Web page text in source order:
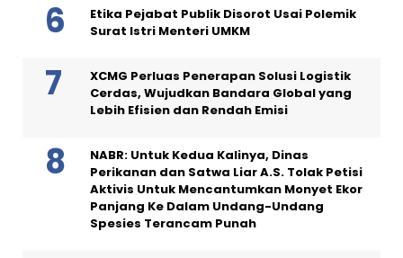
Etika Pejabat Publik Disorot Usai Polemik
Surat Istri Menteri UMKM
XCMG Perluas Penerapan Solusi Logistik
Cerdas, Wujudkan Bandara Global yang
Lebih Efisien dan Rendah Emisi
NABR: Untuk Kedua Kalinya, Dinas
Perikanan dan Satwa Liar A.S. Tolak Petisi
Aktivis Untuk Mencantumkan Monyet Ekor
Panjang Ke Dalam Undang-Undang
Spesies Terancam Punah